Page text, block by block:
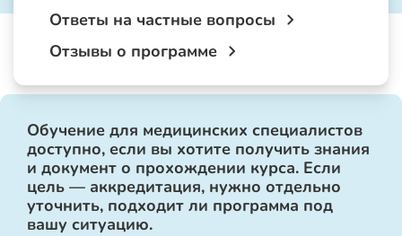
Ответы на частные вопросы
Отзывы о программе
Обучение для медицинских специалистов
доступно, если вы хотите получить знания
и документ о прохождении курса. Если
цель — аккредитация, нужно отдельно
уточнить, подходит ли программа под
вашу ситуацию.